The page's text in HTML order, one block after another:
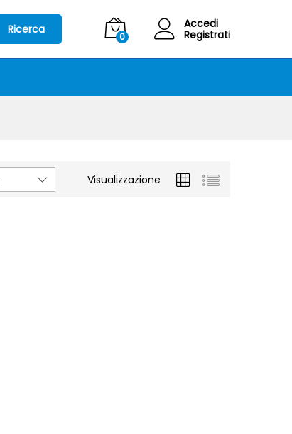
Ricerca
0
Accedi
Registrati
Visualizzazione